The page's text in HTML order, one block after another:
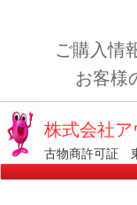
ご購入情
お客様
株式会社
古物商許可証